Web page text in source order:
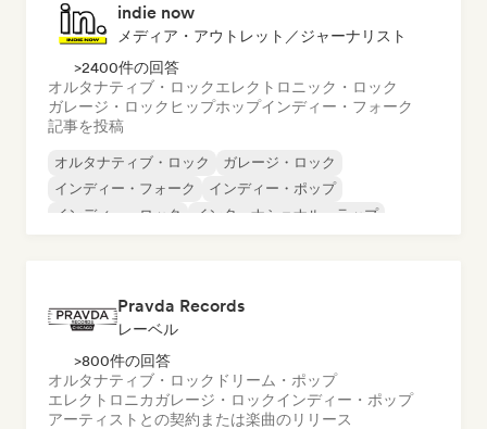
indie now
メディア・アウトレット／ジャーナリスト
>2400件の回答
オルタナティブ・ロックエレクトロニック・ロック
ガレージ・ロック ヒップホップインディー・フォーク
記事を投稿
オルタナティブ・ロック
ガレージ・ロック
インディー・フォーク
インディー・ポップ
インディー・ロック
インターナショナル・ラップ
Pravda Records
レーベル
>800件の回答
オルタナティブ・ロック ドリーム・ポップ
エレクトロニカガレージ・ロックインディー・ポップ
アーティストとの契約または楽曲のリリース